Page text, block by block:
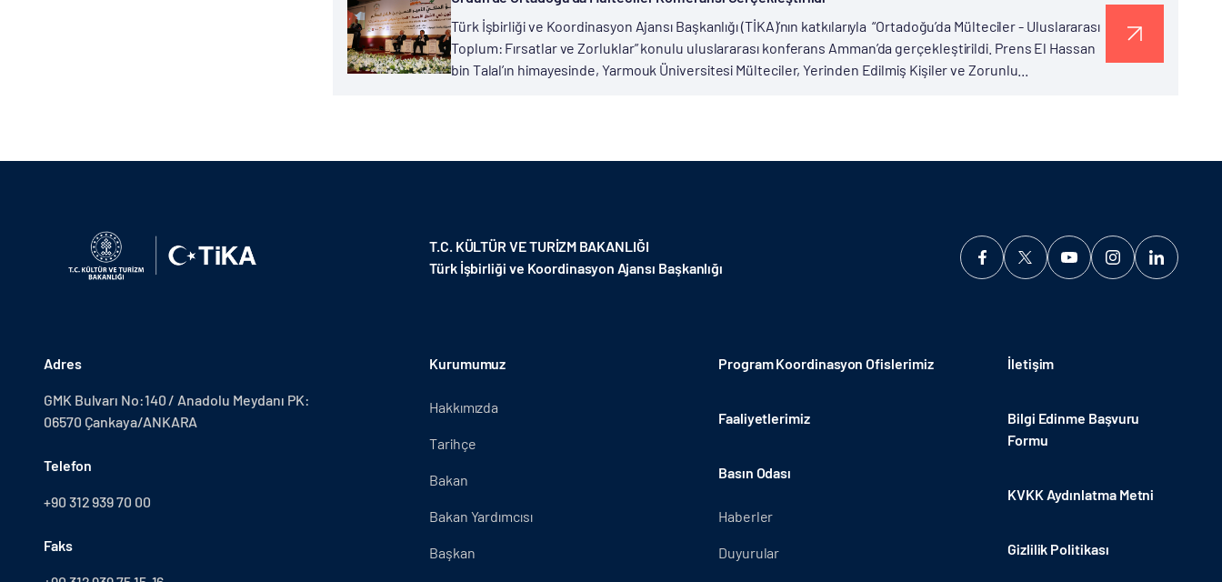
Türk İşbirliği ve Koordinasyon Ajansı Başkanlığı (TİKA)’nın katkılarıyla “Ortadoğu’da Mülteciler - Uluslararası
Toplum: Fırsatlar ve Zorluklar” konulu uluslararası konferans Amman’da gerçekleştirildi. Prens El Hassan
bin Talal’ın himayesinde, Yarmouk Üniversitesi Mülteciler, Yerinden Edilmiş Kişiler ve Zorunlu...
T.C. KÜLTÜR VE TURİZM BAKANLIĞI
Türk İşbirliği ve Koordinasyon Ajansı Başkanlığı
Adres
GMK Bulvarı No:140 / Anadolu Meydanı PK:
06570 Çankaya/ANKARA
Telefon
+90 312 939 70 00
Faks
Kurumumuz
Hakkımızda
Tarihçe
Bakan
Bakan Yardımcısı
Başkan
Program Koordinasyon Ofislerimiz
Faaliyetlerimiz
Basın Odası
Haberler
Duyurular
İletişim
Bilgi Edinme Başvuru
Formu
KVKK Aydınlatma Metni
Gizlilik Politikası